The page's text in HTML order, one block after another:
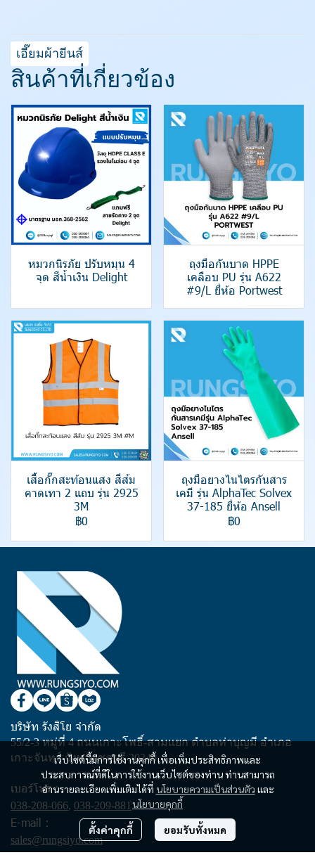
เอี๊ยมผ้ายีนส์
สินค้าที่เกี่ยวข้อง
หมวกนิรภัย ปรับหมุน 4
จุด สีน้ำเงิน Delight
ถุงมือกันบาด HPPE
เคลือบ PU รุ่น A622
#9/L ยี่ห้อ Portwest
เสื้อกั๊กสะท้อนแสง สีส้ม
คาดเทา 2 แถบ รุ่น 2925
3M
฿0
ถุงมือยางไนไตรกันสาร
เคมี รุ่น AlphaTec Solvex
37-185 ยี่ห้อ Ansell
฿0
เว็บไซต์นี้มีการใช้งานคุกกี้ เพื่อเพิ่มประสิทธิภาพและ
ประสบการณ์ที่ดีในการใช้งานเว็บไซต์ของท่าน ท่านสามารถ
อ่านรายละเอียดเพิ่มเติมได้ที่ นโยบายความเป็นส่วนตัว และ
นโยบายคุกกี้
ตั้งค่าคุกกี้ ยอมรับทั้งหมด
บริษัท รังสิโย จำกัด
55/2-3 หมู่ที่ 4 ถนนเกาะโพธิ์-สามแยก ตำบลท่าบุญมี อำเภอ
เกาะจันทร์ จังหวัดชลบุรี 20240
เบอร์โทร :
038-208-066, 038-209-881
E-mail :
sales@rungsiyo.com